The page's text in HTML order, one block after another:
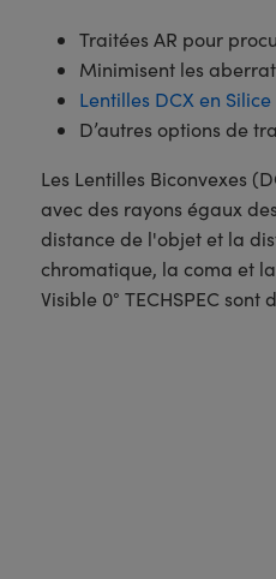
Traitées AR pour
Minimisent les
Lentilles DCX en Silice
D’autres options de
Les Lentilles Biconvexes
avec des rayons égaux
distance de l'objet et la
chromatique, la coma et
Visible 0° TECHSPEC